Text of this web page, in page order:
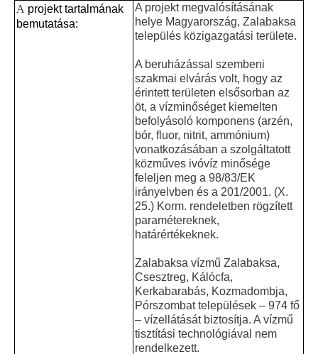
A projekt tartalmának
bemutatása:
A projekt megvalósításának
helye Magyarország, Zalabaksa
település közigazgatási területe.
A beruházással szembeni
szakmai elvárás volt, hogy az
érintett területen elsősorban az
öt, a vízminőséget kiemelten
befolyásoló komponens (arzén,
bór, fluor, nitrit, ammónium)
vonatkozásában a szolgáltatott
közműves ivóvíz minősége
feleljen meg a 98/83/EK
irányelvben és a 201/2001. (X.
25.) Korm. rendeletben rögzített
paramétereknek,
határértékeknek.
Zalabaksa vízmű Zalabaksa,
Csesztreg, Kálócfa,
Kerkabarabás, Kozmadombja,
Pórszombat települések – 974 fő
– vízellátását biztosítja. A vízmű
tisztítási technológiával nem
rendelkezett.